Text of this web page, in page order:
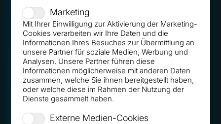
Marketing
Mit Ihrer Einwilligung zur Aktivierung der Marketing-
Cookies verarbeiten wir Ihre Daten und die
Informationen Ihres Besuches zur Übermittlung an
unsere Partner für soziale Medien, Werbung und
Analysen. Unsere Partner führen diese
Informationen möglicherweise mit anderen Daten
zusammen, welche Sie ihnen bereitgestellt haben,
oder welche diese im Rahmen der Nutzung der
Dienste gesammelt haben.
Externe Medien-Cookies